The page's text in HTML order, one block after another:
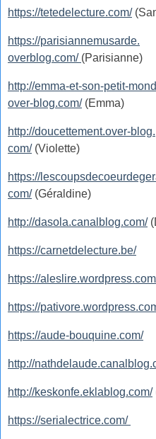
https://tetedelecture.com/
https://parisiannemusarde.
overblog.com/ (Parisianne)
http://emma-et-son-petit-
over-blog.com/(Emma)
http://doucettement.over-blog.
com/(Violette)
https://
com/(Géraldine)
http://dasola.canalblog.com/
https://carnetdelecture.be/
https://
https://
https://aude-bouquine.com/
http://
http://keskonfe.eklablog.com/
https://serialectrice.com/